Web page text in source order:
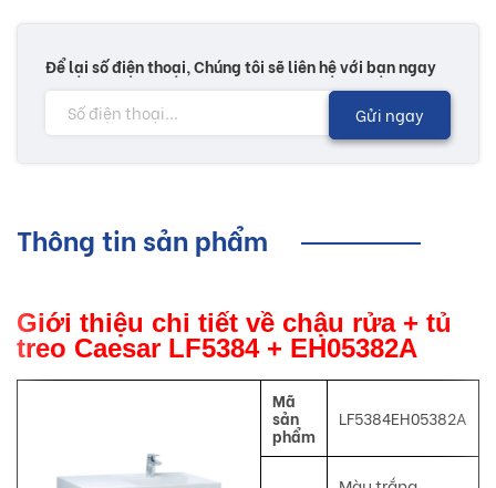
Để lại số điện thoại, Chúng tôi sẽ liên hệ với bạn ngay
Gửi ngay
Thông tin sản phẩm
Giới thiệu chi tiết về chậu rửa + tủ
treo Caesar LF5384 + EH05382A
Mã
sản
phẩm
LF5384EH05382A